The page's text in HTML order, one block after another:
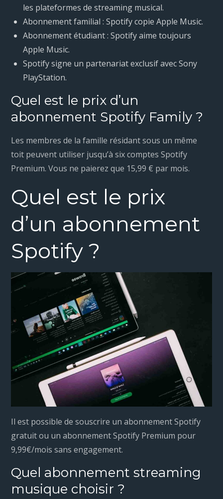
les plateformes de streaming musical.
Abonnement familial : Spotify copie Apple Music.
Abonnement étudiant : Spotify aime toujours
Apple Music.
Spotify signe un partenariat exclusif avec Sony
PlayStation.
Quel est le prix d’un
abonnement Spotify Family ?
Les membres de la famille résidant sous un même
toit peuvent utiliser jusqu’à six comptes Spotify
Premium. Vous ne paierez que 15,99 € par mois.
Quel est le prix
d’un abonnement
Spotify ?
Il est possible de souscrire un abonnement Spotify
gratuit ou un abonnement Spotify Premium pour
9,99€/mois sans engagement.
Quel abonnement streaming
musique choisir ?